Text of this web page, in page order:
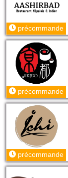
précommande
précommande
précommande